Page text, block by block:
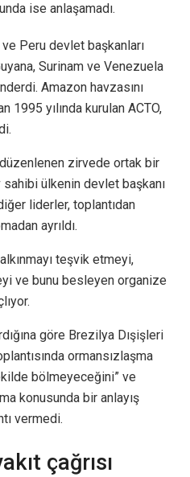
ise anlaşamadı.
Peru devlet başkanları
Surinam ve Venezuela
Amazon havzasını
1995 yılında kurulan ACTO,
zirvede ortak bir
ülkenin devlet başkanı
liderler, toplantıdan
ayrıldı.
teşvik etmeyi,
ve bunu besleyen organize
göre Brezilya Dışişleri
ormansızlaşma
bölmeyeceğini” ve
konusunda bir anlayış
vermedi.
çağrısı